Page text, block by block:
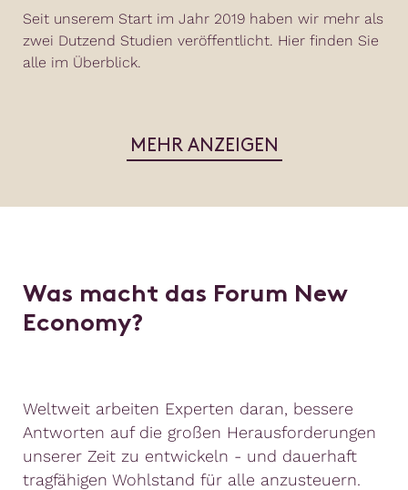
Seit unserem Start im Jahr 2019 haben wir mehr als
zwei Dutzend Studien veröffentlicht. Hier finden Sie
alle im Überblick.
MEHR ANZEIGEN
Was macht das Forum New
Economy?
Weltweit arbeiten Experten daran, bessere
Antworten auf die großen Herausforderungen
unserer Zeit zu entwickeln - und dauerhaft
tragfähigen Wohlstand für alle anzusteuern.